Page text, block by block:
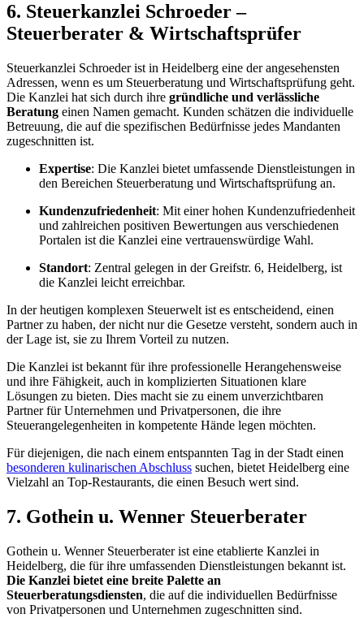
6. Steuerkanzlei Schroeder –
Steuerberater & Wirtschaftsprüfer
Steuerkanzlei Schroeder ist in Heidelberg eine der angesehensten
Adressen, wenn es um Steuerberatung und Wirtschaftsprüfung geht.
Die Kanzlei hat sich durch ihre gründliche und verlässliche
Beratung einen Namen gemacht. Kunden schätzen die individuelle
Betreuung, die auf die spezifischen Bedürfnisse jedes Mandanten
zugeschnitten ist.
Expertise: Die Kanzlei bietet umfassende Dienstleistungen in
den Bereichen Steuerberatung und Wirtschaftsprüfung an.
Kundenzufriedenheit: Mit einer hohen Kundenzufriedenheit
und zahlreichen positiven Bewertungen aus verschiedenen
Portalen ist die Kanzlei eine vertrauenswürdige Wahl.
Standort: Zentral gelegen in der Greifstr. 6, Heidelberg, ist
die Kanzlei leicht erreichbar.
In der heutigen komplexen Steuerwelt ist es entscheidend, einen
Partner zu haben, der nicht nur die Gesetze versteht, sondern auch in
der Lage ist, sie zu Ihrem Vorteil zu nutzen.
Die Kanzlei ist bekannt für ihre professionelle Herangehensweise
und ihre Fähigkeit, auch in komplizierten Situationen klare
Lösungen zu bieten. Dies macht sie zu einem unverzichtbaren
Partner für Unternehmen und Privatpersonen, die ihre
Steuerangelegenheiten in kompetente Hände legen möchten.
Für diejenigen, die nach einem entspannten Tag in der Stadt einen
besonderen kulinarischen Abschluss suchen, bietet Heidelberg eine
Vielzahl an Top-Restaurants, die einen Besuch wert sind.
7. Gothein u. Wenner Steuerberater
Gothein u. Wenner Steuerberater ist eine etablierte Kanzlei in
Heidelberg, die für ihre umfassenden Dienstleistungen bekannt ist.
Die Kanzlei bietet eine breite Palette an
Steuerberatungsdiensten, die auf die individuellen Bedürfnisse
von Privatpersonen und Unternehmen zugeschnitten sind.